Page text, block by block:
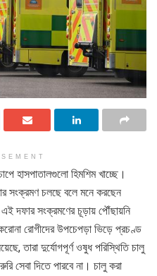
হাসপাতালগুলো হিমশিম খাচ্ছে।
সংক্রমণ চলছে বলে মনে করছেন
দফার সংক্রমণের চূড়ায় পৌঁছায়নি
রোগীদের উপচেপড়া ভিড়ে প্রচণ্ড
তারা দুর্যোগপূর্ণ ওষুধ পরিস্থিতি চালু
সেবা দিতে পারবে না। চালু করা